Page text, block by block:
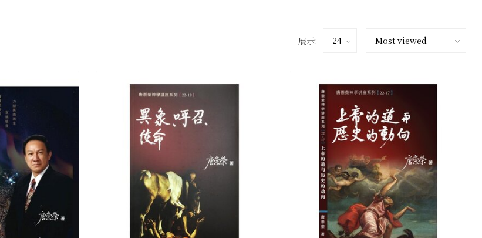
展示: